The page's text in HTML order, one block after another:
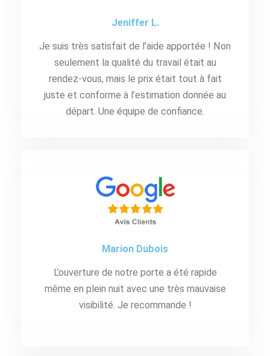
Jeniffer L.
Je suis très satisfait de l’aide apportée ! Non
seulement la qualité du travail était au
rendez-vous, mais le prix était tout à fait
juste et conforme à l’estimation donnée au
départ. Une équipe de confiance.
Marion Dubois
L’ouverture de notre porte a été rapide
même en plein nuit avec une très mauvaise
visibilité. Je recommande !